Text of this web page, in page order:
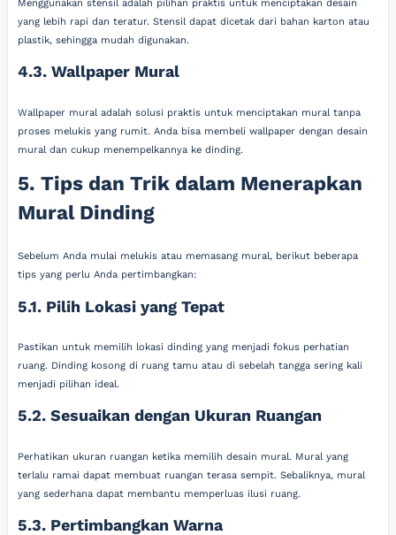
Menggunakan stensil adalah pilihan praktis untuk menciptakan desain
yang lebih rapi dan teratur. Stensil dapat dicetak dari bahan karton atau
plastik, sehingga mudah digunakan.
4.3. Wallpaper Mural
Wallpaper mural adalah solusi praktis untuk menciptakan mural tanpa
proses melukis yang rumit. Anda bisa membeli wallpaper dengan desain
mural dan cukup menempelkannya ke dinding.
5. Tips dan Trik dalam Menerapkan
Mural Dinding
Sebelum Anda mulai melukis atau memasang mural, berikut beberapa
tips yang perlu Anda pertimbangkan:
5.1. Pilih Lokasi yang Tepat
Pastikan untuk memilih lokasi dinding yang menjadi fokus perhatian
ruang. Dinding kosong di ruang tamu atau di sebelah tangga sering kali
menjadi pilihan ideal.
5.2. Sesuaikan dengan Ukuran Ruangan
Perhatikan ukuran ruangan ketika memilih desain mural. Mural yang
terlalu ramai dapat membuat ruangan terasa sempit. Sebaliknya, mural
yang sederhana dapat membantu memperluas ilusi ruang.
5.3. Pertimbangkan Warna